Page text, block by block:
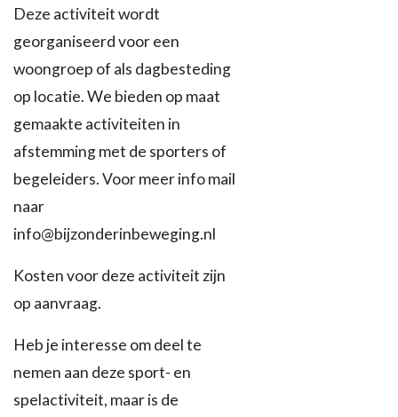
Deze activiteit wordt
georganiseerd voor een
woongroep of als dagbesteding
op locatie. We bieden op maat
gemaakte activiteiten in
afstemming met de sporters of
begeleiders. Voor meer info mail
naar
info@bijzonderinbeweging.nl
Kosten voor deze activiteit zijn
op aanvraag.
Heb je interesse om deel te
nemen aan deze sport- en
spelactiviteit, maar is de